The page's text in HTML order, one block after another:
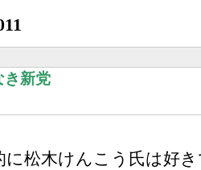
き新党
に松木けんこう氏は好